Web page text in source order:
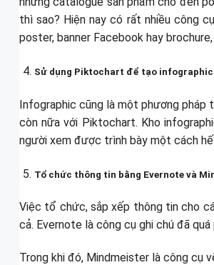
thì sao? Hiện nay có rất nhiều công
poster, banner Facebook hay
Sử dụng Piktochart để tạo infographic
Infographic cũng là một phương pháp
còn nữa với Piktochart. Kho
người xem được trình bày một cách
Tổ chức thông tin bằng Evernote và
Việc tổ chức, sắp xếp thông tin cho
cả. Evernote là công cụ ghi chú đã
Trong khi đó, Mindmeister là công cụ